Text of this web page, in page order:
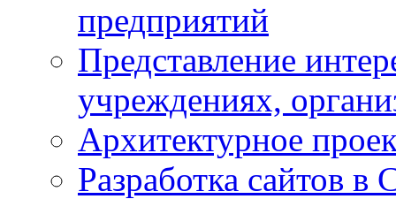
предприятий
Представление
учреждениях,
Архитектурное
Разработка сайтов